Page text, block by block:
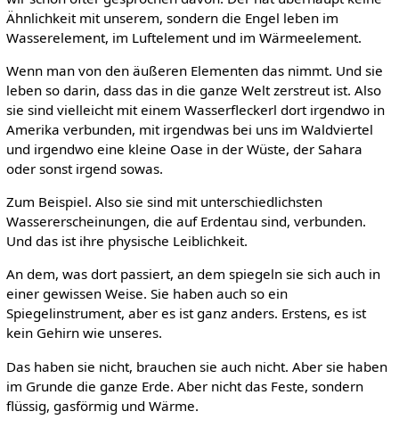
Ähnlichkeit mit unserem, sondern die Engel leben im
Wasserelement, im Luftelement und im Wärmeelement.
Wenn man von den äußeren Elementen das nimmt. Und sie
leben so darin, dass das in die ganze Welt zerstreut ist. Also
sie sind vielleicht mit einem Wasserfleckerl dort irgendwo in
Amerika verbunden, mit irgendwas bei uns im Waldviertel
und irgendwo eine kleine Oase in der Wüste, der Sahara
oder sonst irgend sowas.
Zum Beispiel. Also sie sind mit unterschiedlichsten
Wassererscheinungen, die auf Erdentau sind, verbunden.
Und das ist ihre physische Leiblichkeit.
An dem, was dort passiert, an dem spiegeln sie sich auch in
einer gewissen Weise. Sie haben auch so ein
Spiegelinstrument, aber es ist ganz anders. Erstens, es ist
kein Gehirn wie unseres.
Das haben sie nicht, brauchen sie auch nicht. Aber sie haben
im Grunde die ganze Erde. Aber nicht das Feste, sondern
flüssig, gasförmig und Wärme.